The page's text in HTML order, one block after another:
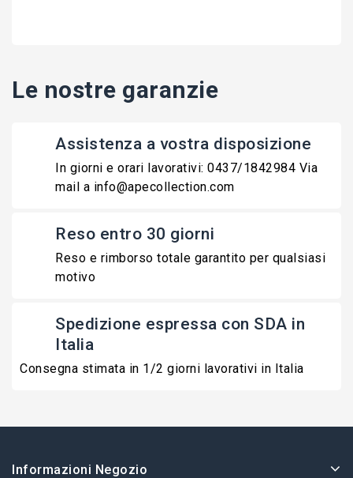
Le nostre garanzie
Assistenza a vostra disposizione
In giorni e orari lavorativi: 0437/1842984 Via
mail a info@apecollection.com
Reso entro 30 giorni
Reso e rimborso totale garantito per qualsiasi
motivo
Spedizione espressa con SDA in
Italia
Consegna stimata in 1/2 giorni lavorativi in Italia
Informazioni Negozio